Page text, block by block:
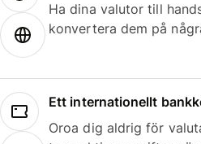
Ha dina valutor till
konvertera dem på
Ett internationellt
Oroa dig aldrig för